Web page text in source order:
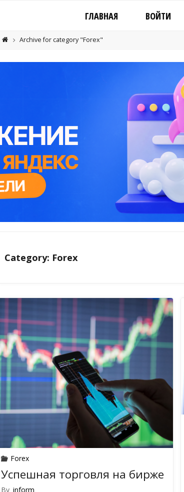
ГЛАВНАЯ ВОЙТИ
Archive for category "Forex"
Category: Forex
Forex
Успешная торговля на бирже
By inform